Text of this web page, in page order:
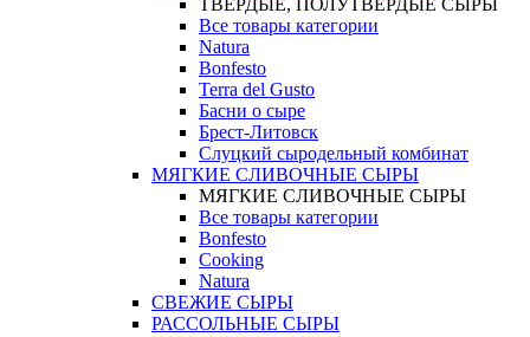
ТВЕРДЫЕ, ПОЛУТВЕРДЫЕ СЫРЫ
Все товары категории
Natura
Bonfesto
Terra del Gusto
Басни о сыре
Брест-Литовск
Слуцкий сыродельный комбинат
МЯГКИЕ СЛИВОЧНЫЕ СЫРЫ
МЯГКИЕ СЛИВОЧНЫЕ СЫРЫ
Все товары категории
Bonfesto
Cooking
Natura
СВЕЖИЕ СЫРЫ
РАССОЛЬНЫЕ СЫРЫ